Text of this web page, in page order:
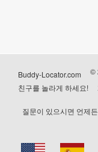
©
Buddy-Locator.com
친구를 놀라게 하세요!
질문이 있으시면 언제